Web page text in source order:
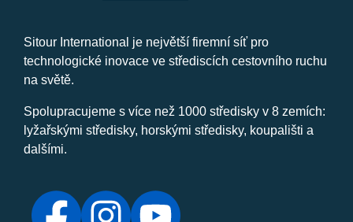
Sitour International je největší firemní síť pro
technologické inovace ve střediscích cestovního ruchu
na světě.
Spolupracujeme s více než 1000 středisky v 8 zemích:
lyžařskými středisky, horskými středisky, koupališti a
dalšími.